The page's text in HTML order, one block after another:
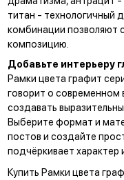
титан - технологичный
комбинации позволяют
композицию.
Добавьте интерьеру
Рамки цвета графит
говорит о современном
создавать
Выберите формат и
постов и создайте
подчёркивает характер
Купить Рамки цвета